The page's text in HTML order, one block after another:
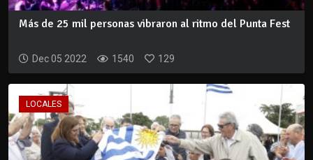
Más de 25 mil personas vibraron al ritmo del Punta Fest
Dec 05 2022 1540 129
LOCALES